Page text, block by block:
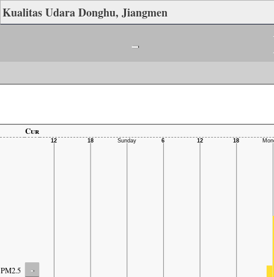
Kualitas Udara Donghu, Jiangmen
-
Cur
PM2.5 -